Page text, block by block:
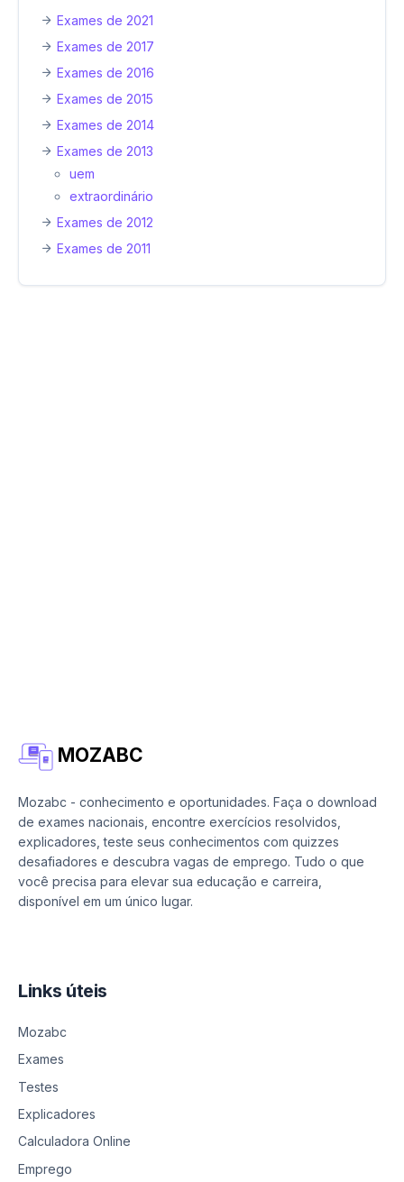
Exames de 2021
Exames de 2017
Exames de 2016
Exames de 2015
Exames de 2014
Exames de 2013
uem
extraordinário
Exames de 2012
Exames de 2011
MOZABC
Mozabc - conhecimento e oportunidades. Faça o download
de exames nacionais, encontre exercícios resolvidos,
explicadores, teste seus conhecimentos com quizzes
desafiadores e descubra vagas de emprego. Tudo o que
você precisa para elevar sua educação e carreira,
disponível em um único lugar.
Links úteis
Mozabc
Exames
Testes
Explicadores
Calculadora Online
Emprego